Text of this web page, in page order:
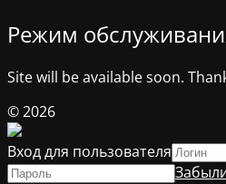
Режим
Site will be available soon.
© 2026
Вход для пользователя